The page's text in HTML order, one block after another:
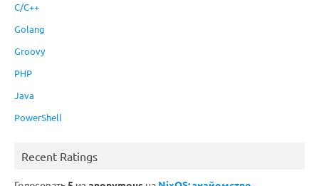
C/C++
Golang
Groovy
PHP
Java
PowerShell
Recent Ratings